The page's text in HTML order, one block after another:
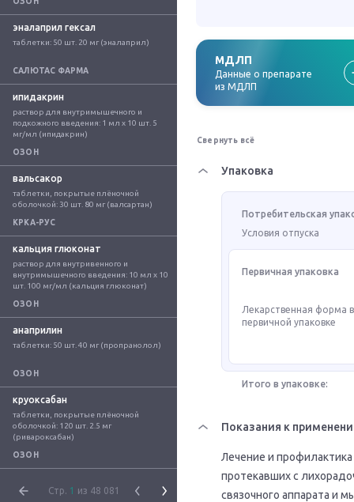
эналаприл гексал
таблетки: 50 шт. 20 мг (эналаприл)
САЛЮТАС ФАРМА
ипидакрин
раствор для внутримышечного и
подкожного введения: 1 мл x 10 шт. 5
мг/мл (ипидакрин)
ОЗОН
вальсакор
таблетки, покрытые плёночной
оболочкой: 30 шт. 80 мг (валсартан)
КРКА-РУС
кальция глюконат
раствор для внутривенного и
внутримышечного введения: 10 мл x 10
шт. 100 мг/мл (кальция глюконат)
ОЗОН
анаприлин
таблетки: 50 шт. 40 мг (пропранолол)
ОЗОН
круоксабан
таблетки, покрытые плёночной
оболочкой: 120 шт. 2.5 мг
(ривароксабан)
ОЗОН
Стр. 1 из 48 081
МДЛП
Данные о препарате
из МДЛП
Свернуть всё
Упаковка
Потребительская
Условия отпуска
Первичная упаковка
Лекарственная форма
первичной упаковке
Итого в упаковке:
Показания к
Лечение и
протекавших с
связочного аппарата и